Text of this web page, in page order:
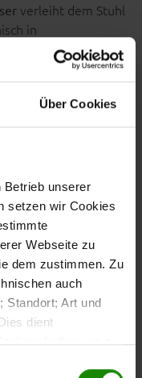
Über Cookies
Betrieb unserer
setzen wir Cookies
Webseite zu
dem zustimmen. Zu
auch
Standort; Art und
dient
helfen uns zu
verleiht dem Stuhl
in
Die Oberfläche fühlt
besonders
aus
sicheren Stand
Vierfußstuhls
Drehfunktion mit
dich flexibel
Aufstehen